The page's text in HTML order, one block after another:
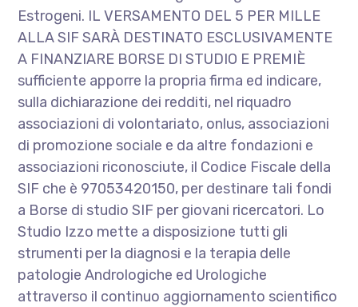
Estrogeni. IL VERSAMENTO DEL 5 PER MILLE
ALLA SIF SARÀ DESTINATO ESCLUSIVAMENTE
A FINANZIARE BORSE DI STUDIO E PREMIÈ
sufficiente apporre la propria firma ed indicare,
sulla dichiarazione dei redditi, nel riquadro
associazioni di volontariato, onlus, associazioni
di promozione sociale e da altre fondazioni e
associazioni riconosciute, il Codice Fiscale della
SIF che è 97053420150, per destinare tali fondi
a Borse di studio SIF per giovani ricercatori. Lo
Studio Izzo mette a disposizione tutti gli
strumenti per la diagnosi e la terapia delle
patologie Andrologiche ed Urologiche
attraverso il continuo aggiornamento scientifico